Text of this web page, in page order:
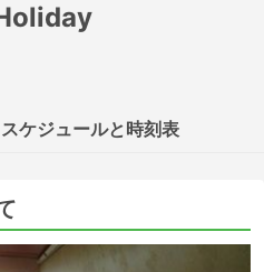
スケジュールと時刻表